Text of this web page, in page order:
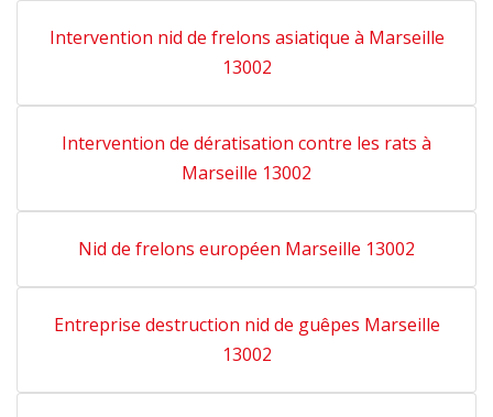
Intervention nid de frelons asiatique à Marseille
13002
Intervention de dératisation contre les rats à
Marseille 13002
Nid de frelons européen Marseille 13002
Entreprise destruction nid de guêpes Marseille
13002